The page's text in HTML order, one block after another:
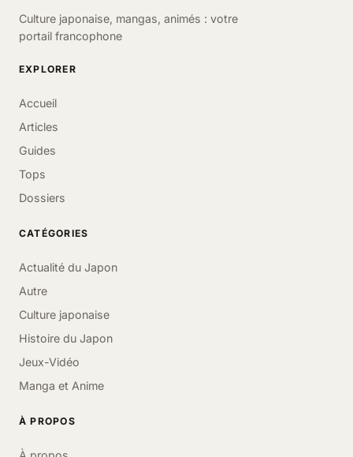
Culture japonaise, mangas, animés : votre
portail francophone
EXPLORER
Accueil
Articles
Guides
Tops
Dossiers
CATÉGORIES
Actualité du Japon
Autre
Culture japonaise
Histoire du Japon
Jeux-Vidéo
Manga et Anime
À PROPOS